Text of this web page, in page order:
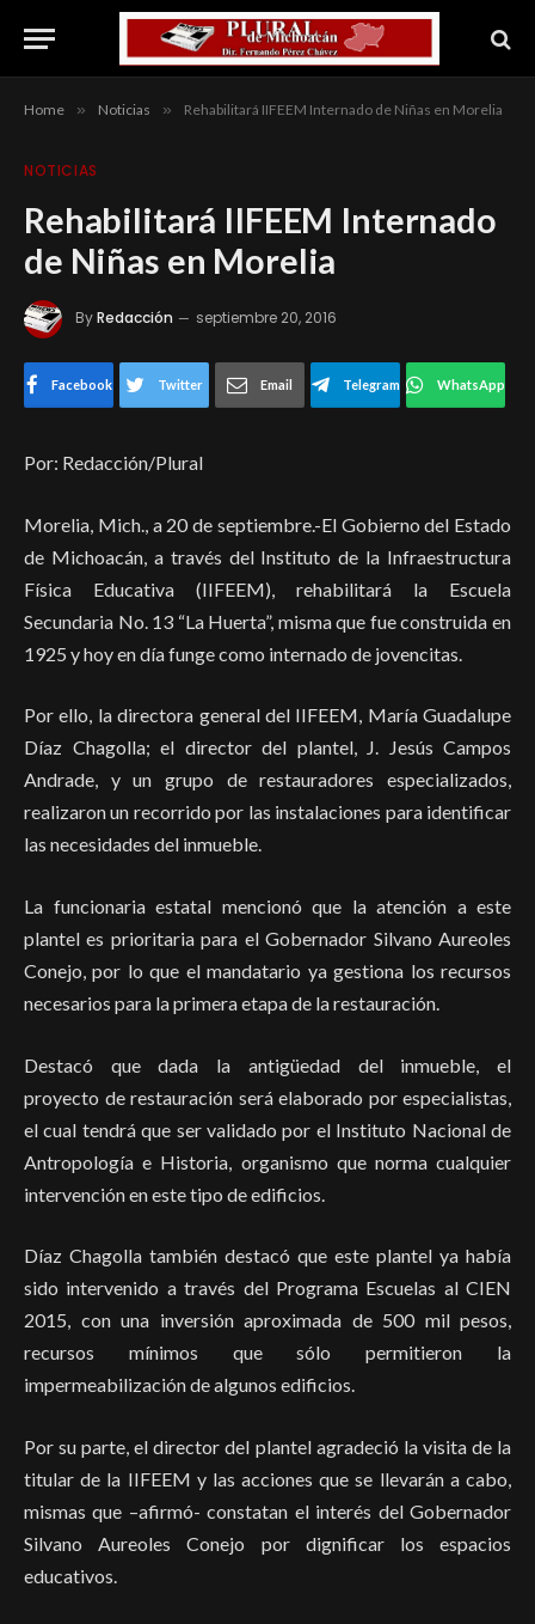
Home » Noticias » Rehabilitará IIFEEM Internado de Niñas en Morelia
NOTICIAS
Rehabilitará IIFEEM Internado
de Niñas en Morelia
ByRedacción septiembre 20, 2016
Facebook Twitter Email Telegram WhatsApp
Por: Redacción/Plural
Morelia, Mich., a 20 de septiembre.-El Gobierno del Estado
de Michoacán, a través del Instituto de la Infraestructura
Física Educativa (IIFEEM), rehabilitará la Escuela
Secundaria No. 13 “La Huerta”, misma que fue construida en
1925 y hoy en día funge como internado de jovencitas.
Por ello, la directora general del IIFEEM, María Guadalupe
Díaz Chagolla; el director del plantel, J. Jesús Campos
Andrade, y un grupo de restauradores especializados,
realizaron un recorrido por las instalaciones para identificar
las necesidades del inmueble.
La funcionaria estatal mencionó que la atención a este
plantel es prioritaria para el Gobernador Silvano Aureoles
Conejo, por lo que el mandatario ya gestiona los recursos
necesarios para la primera etapa de la restauración.
Destacó que dada la antigüedad del inmueble, el
proyecto de restauración será elaborado por especialistas,
el cual tendrá que ser validado por el Instituto Nacional de
Antropología e Historia, organismo que norma cualquier
intervención en este tipo de edificios.
Díaz Chagolla también destacó que este plantel ya había
sido intervenido a través del Programa Escuelas al CIEN
2015, con una inversión aproximada de 500 mil pesos,
recursos mínimos que sólo permitieron la
impermeabilización de algunos edificios.
Por su parte, el director del plantel agradeció la visita de la
titular de la IIFEEM y las acciones que se llevarán a cabo,
mismas que –afirmó- constatan el interés del Gobernador
Silvano Aureoles Conejo por dignificar los espacios
educativos.